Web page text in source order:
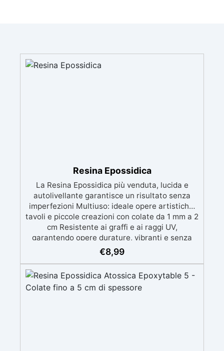
Resina Epossidica
La Resina Epossidica più venduta, lucida e
autolivellante garantisce un risultato senza
imperfezioni Multiuso: ideale opere artistiche,
tavoli e piccole creazioni con colate da 1 mm a 2
cm Resistente ai graffi e ai raggi UV,
garantendo opere durature, vibranti e senza
ingiallimenti nel tempo Bassa viscosità e
formula anti-bolle per risultati impeccabili,
Certificata Atossica post catalisi per contatto
con la pelle, BPA free e VoC Free
€8,99